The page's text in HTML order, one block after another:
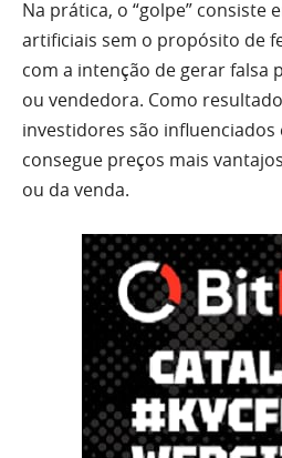
Na prática, o “golpe” consiste
artificiais sem o propósito de
com a intenção de gerar falsa
ou vendedora. Como
investidores são
consegue preços mais
ou da venda.